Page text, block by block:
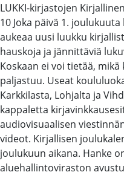
LUKKI-kirjastojen
10 Joka päivä 1.
aukeaa uusi luukku
hauskoja ja jännittäviä
Koskaan ei voi tietää,
paljastuu. Useat
Karkkilasta, Lohjalta ja
kappaletta
audiovisuaalisen
videot. Kirjallisen
joulukuun aikana. Hanke
aluehallintoviraston